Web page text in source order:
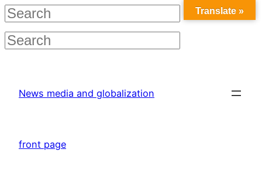
content
News media and globalization
front page
Translate »